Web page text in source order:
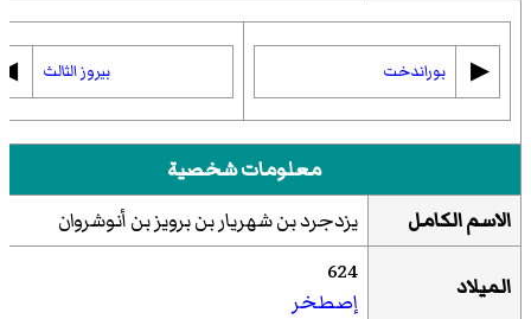
▶︎ بوراندخت بيروز الثالث ◀︎
معلومات شخصية
الاسم الكامل
يزدجرد بن شهريار بن برويز بن أنوشروان
الميلاد
624
إصطخر